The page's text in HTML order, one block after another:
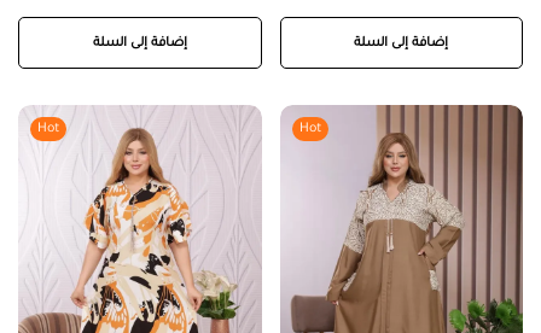
إضافة إلى السلة إضافة إلى السلة
Hot
Hot